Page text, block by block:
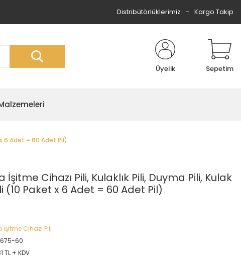
Distribütörlüklerimiz Kargo Takip
Üyelik Sepetim
6 Adet = 60 Adet Pil)
Cihazı Pili, Kulaklık Pili, Duyma Pili, Kulak
(10 Paket x 6 Adet = 60 Adet Pil)
İşitme Cihazı Pili
60
TL + KDV